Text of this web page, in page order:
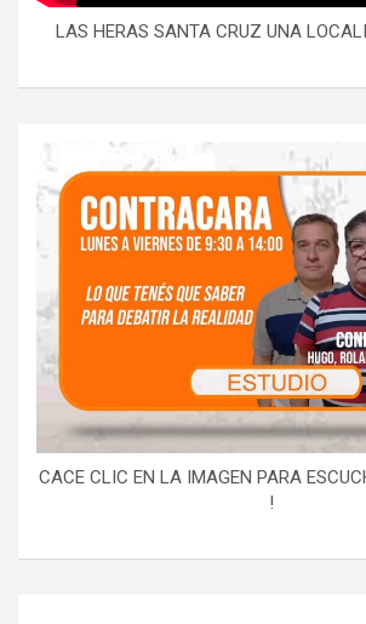
LAS HERAS SANTA CRUZ UNA
CACE CLIC EN LA IMAGEN PARA
!